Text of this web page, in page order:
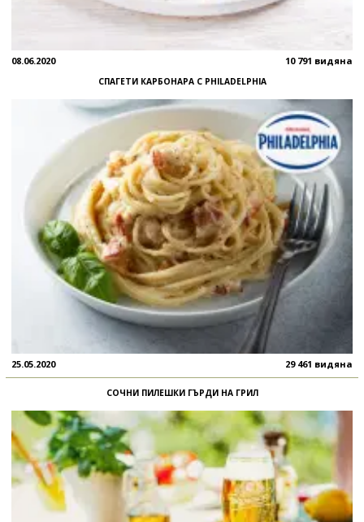
08.06.2020 10 791 видяна
СПАГЕТИ КАРБОНАРА С PHILADELPHIA
25.05.2020 29 461 видяна
СОЧНИ ПИЛЕШКИ ГЪРДИ НА ГРИЛ